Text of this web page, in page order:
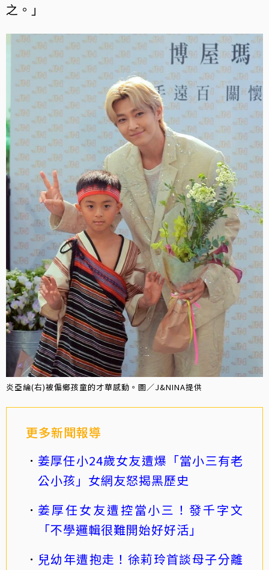
之。」
炎亞綸(右)被偏鄉孩童的才華感動。圖／J&NINA提供
更多新聞報導
姜厚任小24歲女友遭爆「當小三有老
公小孩」女網友怒揭黑歷史
姜厚任女友遭控當小三！發千字文
「不學邏輯很難開始好好活」
兒幼年遭抱走！徐莉玲首談母子分離